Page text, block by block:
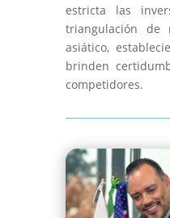
estricta las
triangulación de
asiático,
brinden
competidores.